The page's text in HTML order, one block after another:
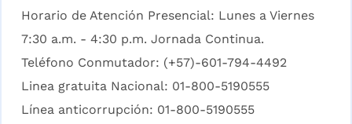
Horario de Atención Presencial: Lunes a Viernes
7:30 a.m. - 4:30 p.m. Jornada Continua.
Teléfono Conmutador: (+57)-601-794-4492
Linea gratuita Nacional: 01-800-5190555
Línea anticorrupción: 01-800-5190555